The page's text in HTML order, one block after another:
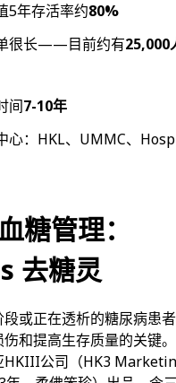
5年存活率约80%
很长——目前约有25,000
间7-10年
心：HKL、UMMC、
糖管理：
去糖灵
或正在透析的糖尿病患
和提高生存质量的关键。
HKIII公司（HK3